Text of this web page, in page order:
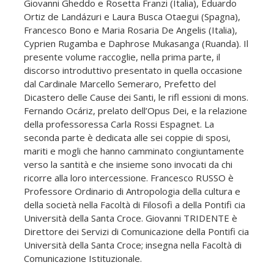
Giovanni Gheddo e Rosetta Franzi (Italia), Eduardo
Ortiz de Landázuri e Laura Busca Otaegui (Spagna),
Francesco Bono e Maria Rosaria De Angelis (Italia),
Cyprien Rugamba e Daphrose Mukasanga (Ruanda). Il
presente volume raccoglie, nella prima parte, il
discorso introduttivo presentato in quella occasione
dal Cardinale Marcello Semeraro, Prefetto del
Dicastero delle Cause dei Santi, le rifl essioni di mons.
Fernando Ocáriz, prelato dell’Opus Dei, e la relazione
della professoressa Carla Rossi Espagnet. La
seconda parte è dedicata alle sei coppie di sposi,
mariti e mogli che hanno camminato congiuntamente
verso la santità e che insieme sono invocati da chi
ricorre alla loro intercessione. Francesco RUSSO è
Professore Ordinario di Antropologia della cultura e
della società nella Facoltà di Filosofi a della Pontifi cia
Università della Santa Croce. Giovanni TRIDENTE è
Direttore dei Servizi di Comunicazione della Pontifi cia
Università della Santa Croce; insegna nella Facoltà di
Comunicazione Istituzionale.